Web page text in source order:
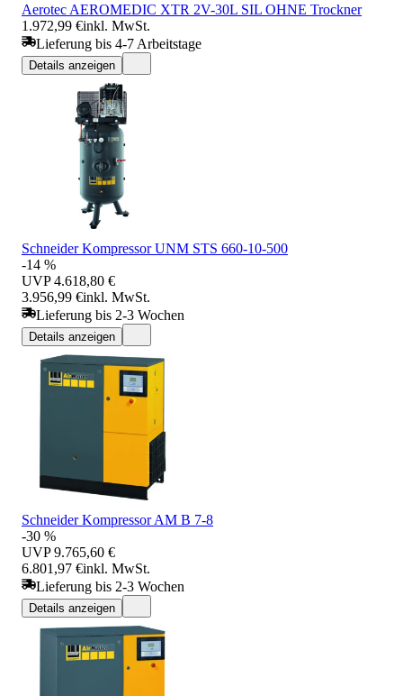
Aerotec AEROMEDIC XTR 2V-30L SIL OHNE Trockner
1.972,99 €inkl. MwSt.
Lieferung bis 4-7 Arbeitstage
Details anzeigen
Schneider Kompressor UNM STS 660-10-500
-14 %
UVP 4.618,80 €
3.956,99 €inkl. MwSt.
Lieferung bis 2-3 Wochen
Details anzeigen
Schneider Kompressor AM B 7-8
-30 %
UVP 9.765,60 €
6.801,97 €inkl. MwSt.
Lieferung bis 2-3 Wochen
Details anzeigen